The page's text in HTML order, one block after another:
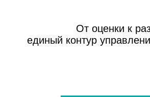
От оценки к
единый контур